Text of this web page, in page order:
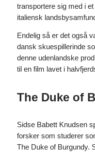
transportere sig med i
italiensk
Endelig så er det også
dansk skuespillerinde
denne udenlandske
til en film lavet i
The Duke of
Sidse Babett Knudsen
forsker som studerer
The Duke of Burgundy.